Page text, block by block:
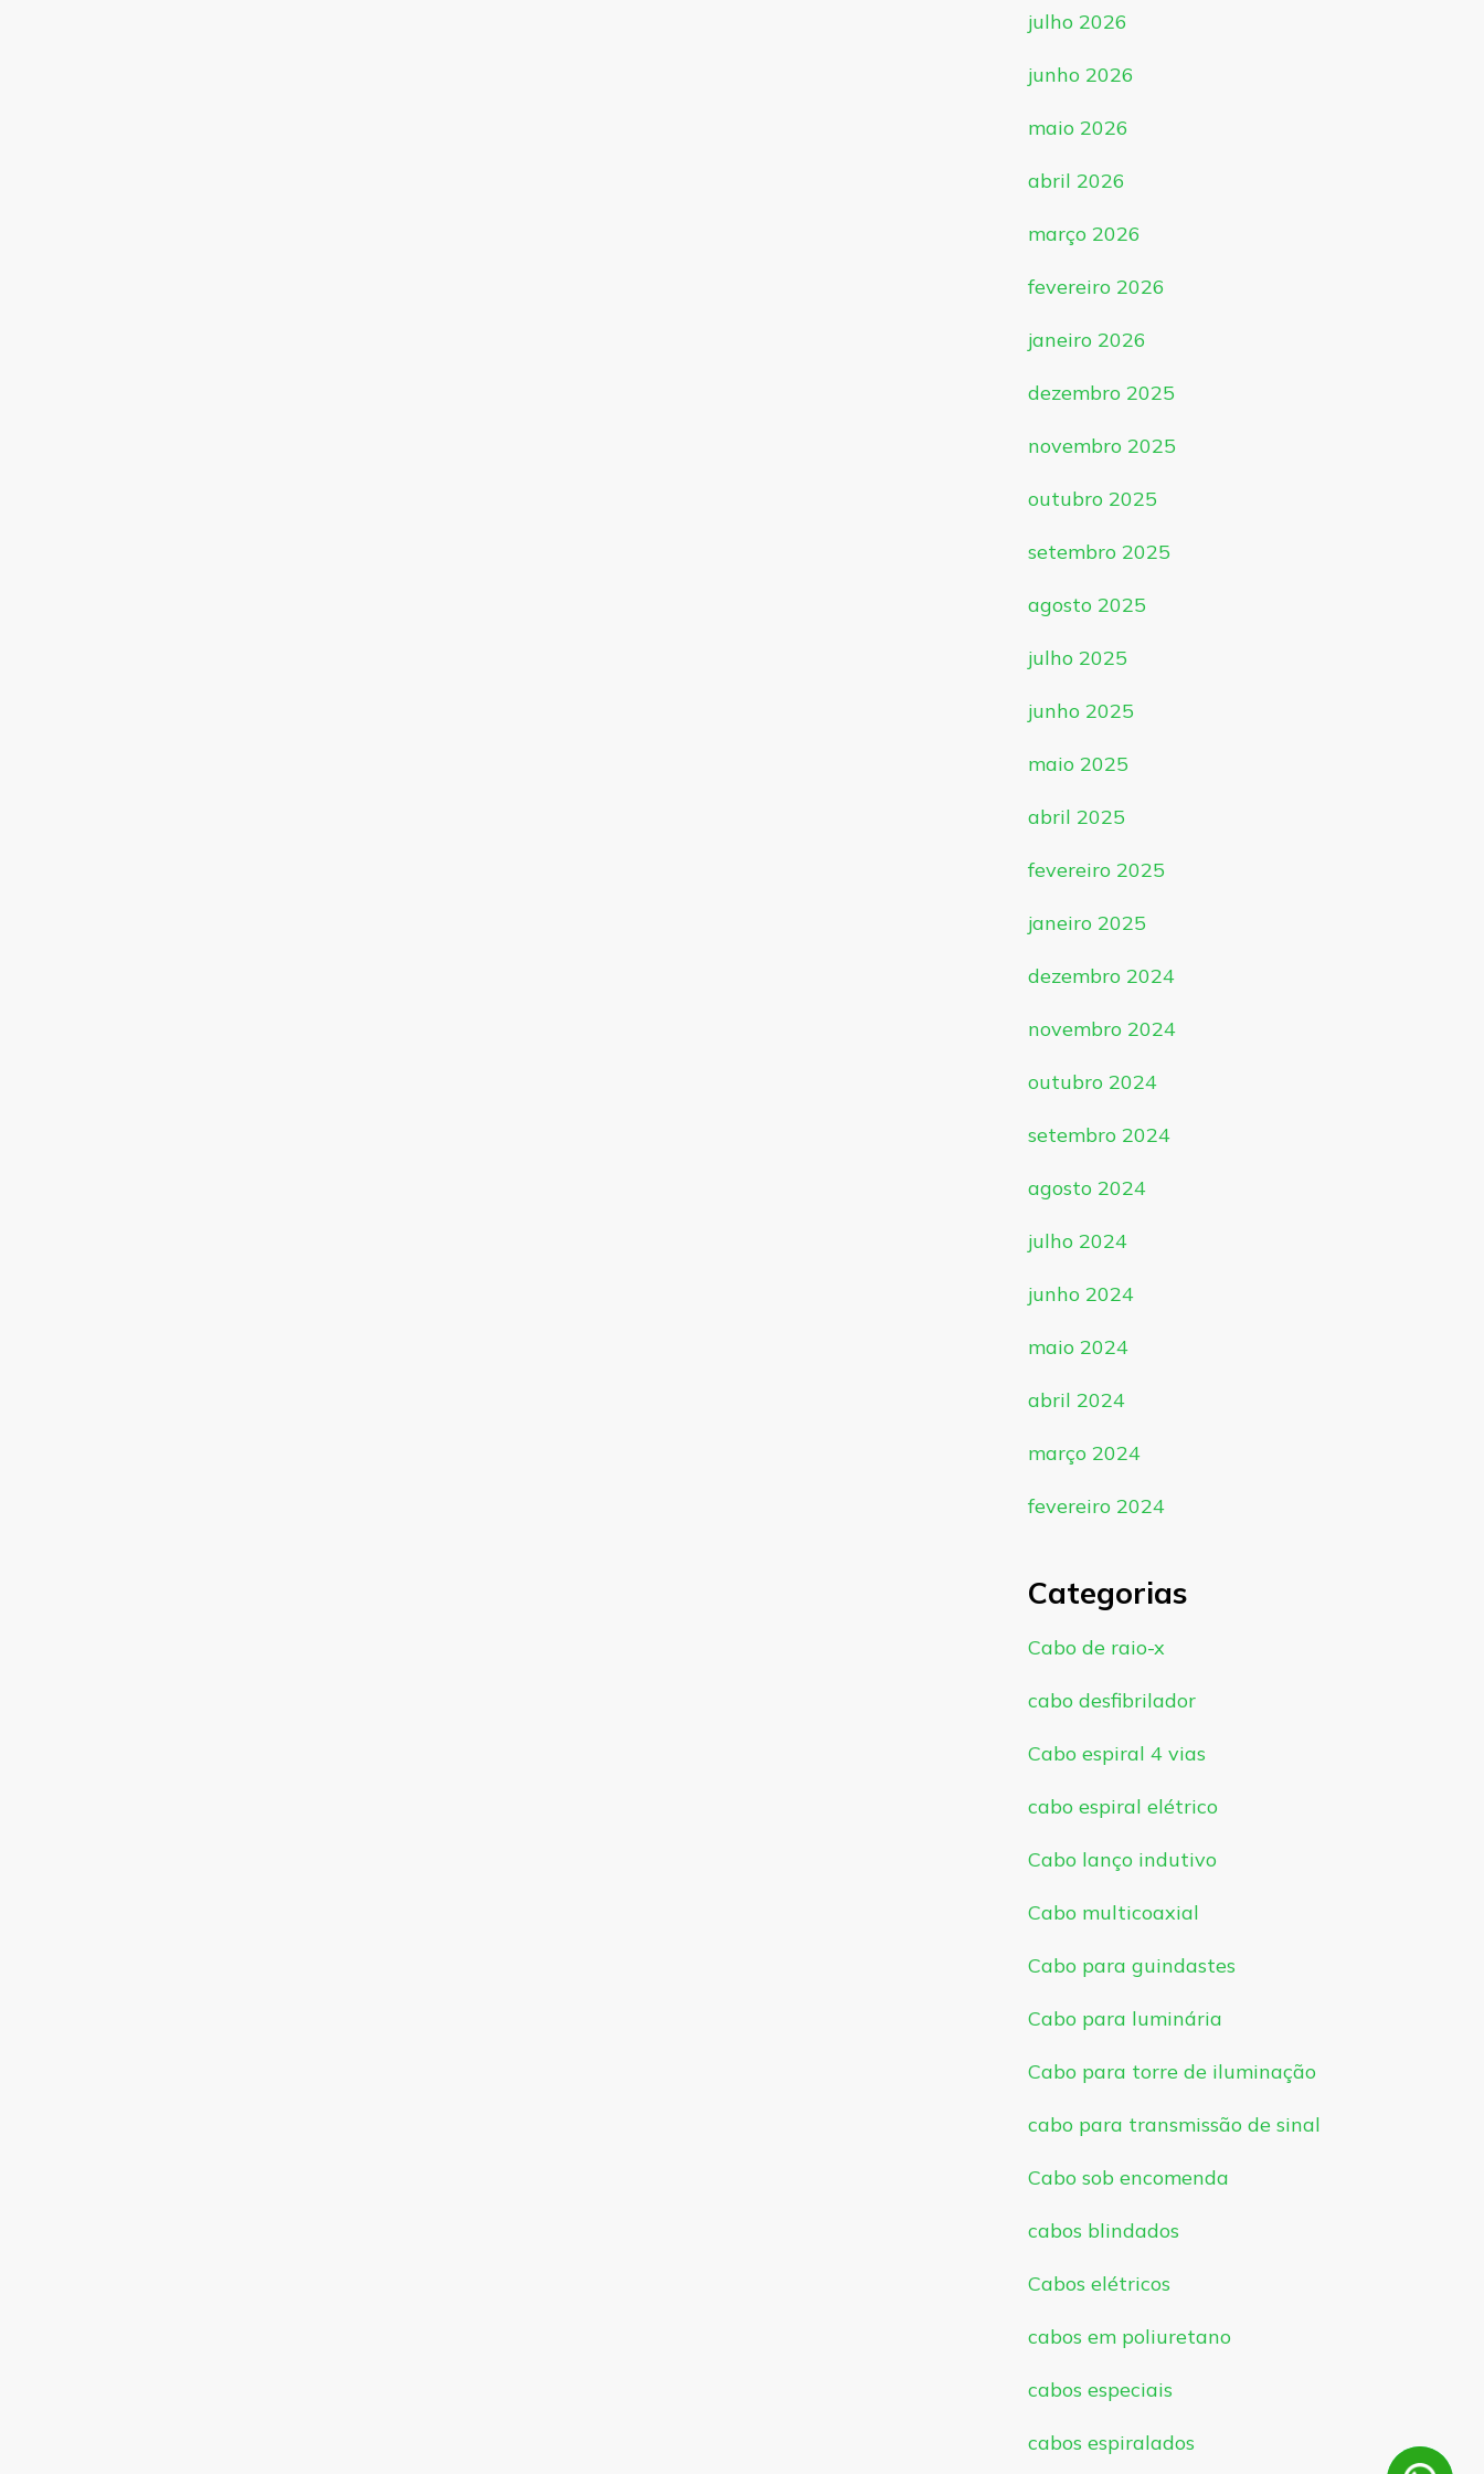
julho 2026
junho 2026
maio 2026
abril 2026
março 2026
fevereiro 2026
janeiro 2026
dezembro 2025
novembro 2025
outubro 2025
setembro 2025
agosto 2025
julho 2025
junho 2025
maio 2025
abril 2025
fevereiro 2025
janeiro 2025
dezembro 2024
novembro 2024
outubro 2024
setembro 2024
agosto 2024
julho 2024
junho 2024
maio 2024
abril 2024
março 2024
fevereiro 2024
Categorias
Cabo de raio-x
cabo desfibrilador
Cabo espiral 4 vias
cabo espiral elétrico
Cabo lanço indutivo
Cabo multicoaxial
Cabo para guindastes
Cabo para luminária
Cabo para torre de iluminação
cabo para transmissão de sinal
Cabo sob encomenda
cabos blindados
Cabos elétricos
cabos em poliuretano
cabos especiais
cabos espiralados